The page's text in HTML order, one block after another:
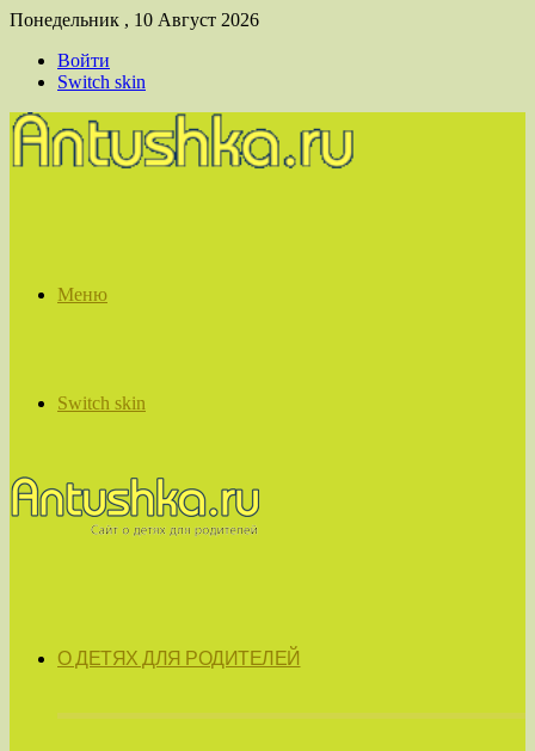
Понедельник , 10 Август 2026
Войти
Switch skin
Меню
Switch skin
О ДЕТЯХ ДЛЯ РОДИТЕЛЕЙ